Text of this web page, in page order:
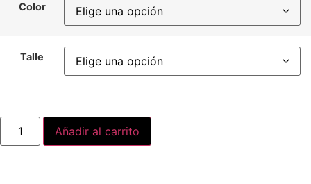
Color
Talle
Añadir al carrito